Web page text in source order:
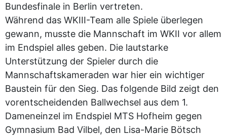
Bundesfinale in Berlin vertreten.
Während das WKIII-Team alle Spiele überlegen
gewann, musste die Mannschaft im WKII vor allem
im Endspiel alles geben. Die lautstarke
Unterstützung der Spieler durch die
Mannschaftskameraden war hier ein wichtiger
Baustein für den Sieg. Das folgende Bild zeigt den
vorentscheidenden Ballwechsel aus dem 1.
Dameneinzel im Endspiel MTS Hofheim gegen
Gymnasium Bad Vilbel, den Lisa-Marie Bötsch